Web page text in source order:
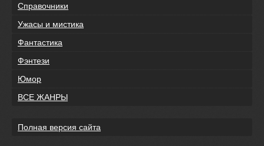
Справочники
Ужасы и мистика
Фантастика
Фэнтези
Юмор
ВСЕ ЖАНРЫ
Полная версия сайта